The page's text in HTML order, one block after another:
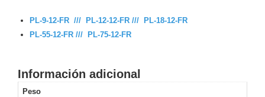
Industriales
ParedBateríasFuentes
de
PL-9-12-FR /// PL-12-12-FR /// PL-18-12-FR
PL-55-12-FR /// PL-75-12-FR
Información adicional
Peso